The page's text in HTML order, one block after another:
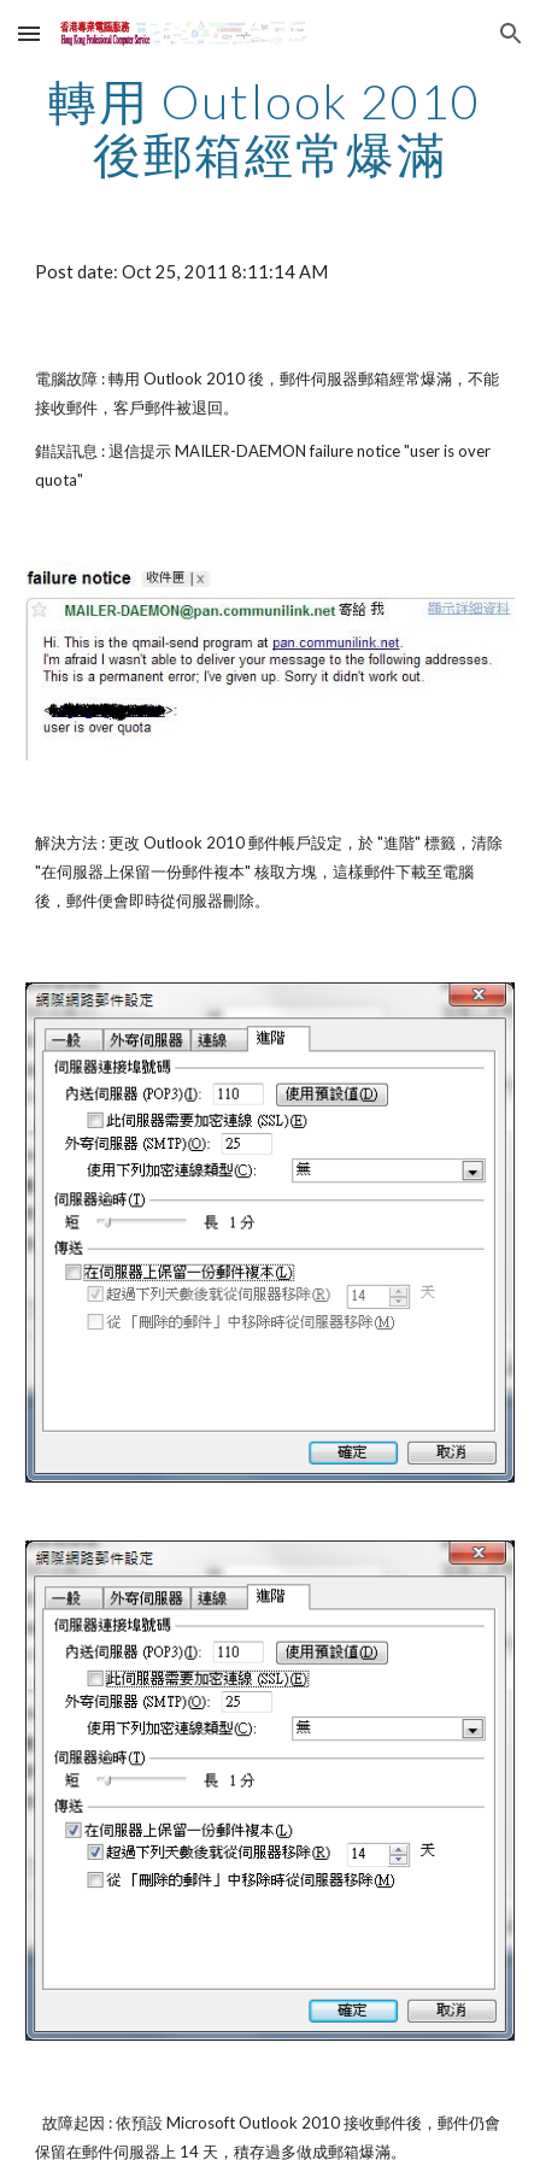
Skip to main content Skip to navigation
轉用 Outlook 2010
後郵箱經常爆滿
Post date: Oct 25, 2011 8:11:14 AM
電腦故障 : 轉用 Outlook 2010 後，郵件伺服器郵箱經常爆滿，不能
接收郵件，客戶郵件被退回。
錯誤訊息 : 退信提示 MAILER-DAEMON failure notice "user is over
quota"
解決方法 : 更改 Outlook 2010 郵件帳戶設定，於 "進階" 標籤，清除
"在伺服器上保留一份郵件複本" 核取方塊，這樣郵件下載至電腦
後，郵件便會即時從伺服器刪除。
  故障起因 : 依預設 Microsoft Outlook 2010 接收郵件後，郵件仍會
保留在郵件伺服器上 14 天，積存過多做成郵箱爆滿。